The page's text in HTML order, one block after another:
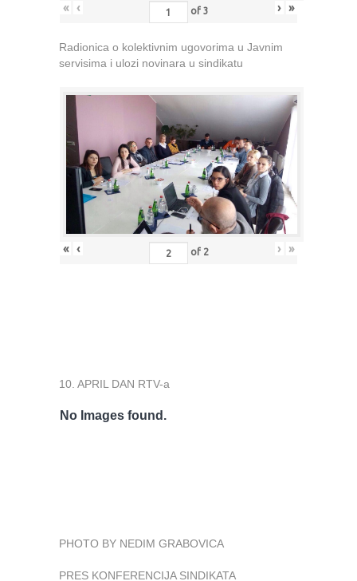
« ‹ of 3 › »
Radionica o kolektivnim ugovorima u Javnim
servisima i ulozi novinara u sindikatu
« ‹ of 2 › »
10. APRIL DAN RTV-a
No Images found.
PHOTO BY NEDIM GRABOVICA
PRES KONFERENCIJA SINDIKATA